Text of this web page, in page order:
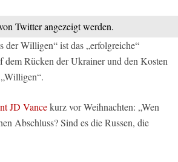
Twitter angezeigt werden.
Willigen“ ist das „erfolgreiche“
dem Rücken der Ukrainer und den Kosten
JD Vancekurz vor Weihnachten: „Wen
Abschluss? Sind es die Russen, die